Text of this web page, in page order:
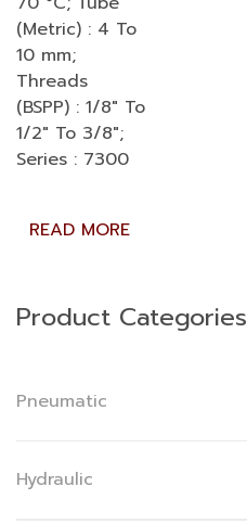
(Metric) : 4 To
10 mm;
Threads
(BSPP) : 1/8″ To
1/2″ To 3/8″;
Series : 7300
READ MORE
Product Categories
Pneumatic
Hydraulic